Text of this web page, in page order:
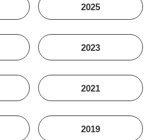
2025
2023
2021
2019